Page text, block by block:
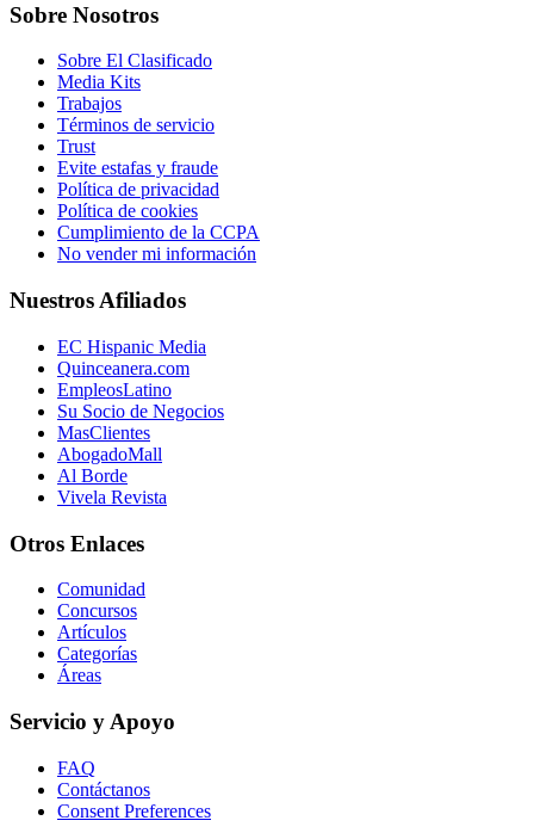
Sobre Nosotros
Sobre El Clasificado
Media Kits
Trabajos
Términos de servicio
Trust
Evite estafas y fraude
Política de privacidad
Política de cookies
Cumplimiento de la CCPA
No vender mi información
Nuestros Afiliados
EC Hispanic Media
Quinceanera.com
EmpleosLatino
Su Socio de Negocios
MasClientes
AbogadoMall
Al Borde
Vivela Revista
Otros Enlaces
Comunidad
Concursos
Artículos
Categorías
Áreas
Servicio y Apoyo
FAQ
Contáctanos
Consent Preferences